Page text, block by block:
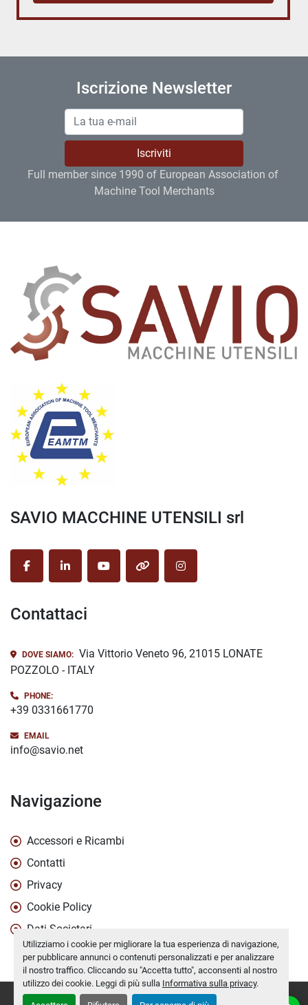
Utilizziamo i cookie per migliorare la tua esperienza di navigazione,
per pubblicare annunci o contenuti personalizzati e per analizzare
il nostro traffico. Cliccando su "Accetta tutto", acconsenti al nostro
utilizzo dei cookie. Leggi di più sulla Informativa sulla privacy.
Iscrizione Newsletter
Iscriviti
Full member since 1990 of European Association of
Machine Tool Merchants
SAVIO MACCHINE UTENSILI srl
facebooklinkedinyoutubeother instagram
Contattaci
DOVE SIAMO: Via Vittorio Veneto 96, 21015 LONATE
POZZOLO - ITALY
PHONE:
+39 0331661770
EMAIL
info@savio.net
Navigazione
Accessori e Ricambi
Contatti
Privacy
Cookie Policy
Dati Societari